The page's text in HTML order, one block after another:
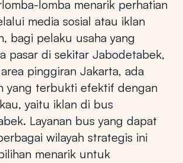
lomba menarik perhatian
media sosial atau iklan
bagi pelaku usaha yang
pasar di sekitar Jabodetabek,
pinggiran Jakarta, ada
yang terbukti efektif dengan
yaitu iklan di bus
Layanan bus yang dapat
wilayah strategis ini
menarik untuk